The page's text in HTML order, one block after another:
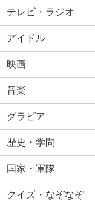
テレビ・ラジオ
アイドル
映画
音楽
グラビア
歴史・学問
国家・軍隊
クイズ・なぞなぞ